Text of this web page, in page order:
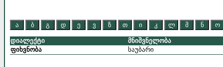
ა ბ გ დ ე ვ ზ თ ი კ ლ მ ნ ო
დიალექტი
მნიშვნელობა
ფიხვნობა
საუბარი